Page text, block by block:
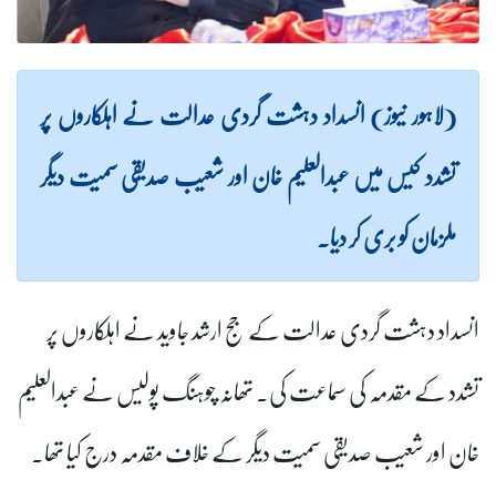
(لاہور نیوز) انسداد دہشت گردی عدالت نے اہلکاروں پر
تشدد کیس میں عبدالعلیم خان اور شعیب صدیقی سمیت دیگر
ملزمان کو بری کر دیا۔
انسداد دہشت گردی عدالت کے جج ارشد جاوید نے اہلکاروں پر
تشدد کے مقدمہ کی سماعت کی۔ تھانہ چوہنگ پولیس نے عبدالعلیم
خان اور شعیب صدیقی سمیت دیگر کے خلاف مقدمہ درج کیا تھا۔